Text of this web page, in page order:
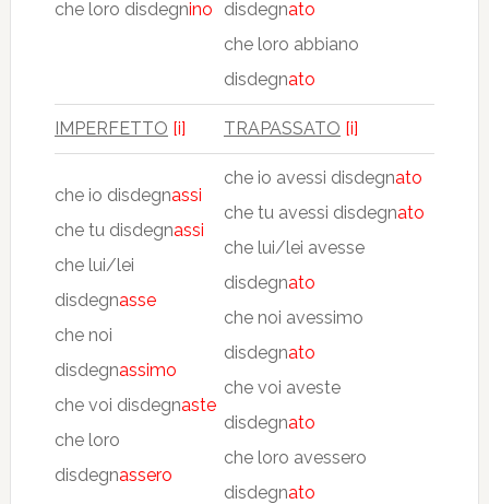
che loro disdegnino disdegnato
che loro abbiano
disdegnato
IMPERFETTO [i] TRAPASSATO [i]
che io disdegnassi
che tu disdegnassi
che lui/lei
disdegnasse
che noi
disdegnassimo
che voi disdegnaste
che loro
disdegnassero
che io avessi disdegnato
che tu avessi disdegnato
che lui/lei avesse
disdegnato
che noi avessimo
disdegnato
che voi aveste
disdegnato
che loro avessero
disdegnato